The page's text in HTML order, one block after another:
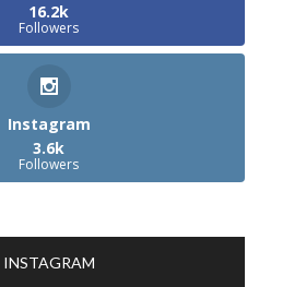
16.2k
Followers
Instagram
3.6k
Followers
INSTAGRAM